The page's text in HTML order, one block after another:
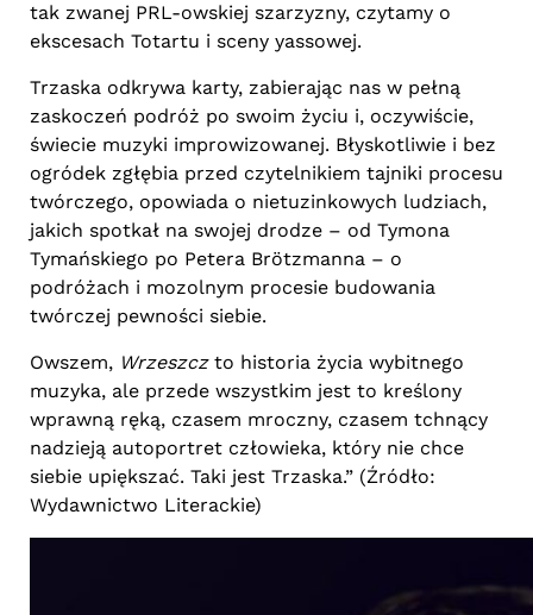
tak zwanej PRL-owskiej szarzyzny, czytamy o
ekscesach Totartu i sceny yassowej.
Trzaska odkrywa karty, zabierając nas w pełną
zaskoczeń podróż po swoim życiu i, oczywiście,
świecie muzyki improwizowanej. Błyskotliwie i bez
ogródek zgłębia przed czytelnikiem tajniki procesu
twórczego, opowiada o nietuzinkowych ludziach,
jakich spotkał na swojej drodze – od Tymona
Tymańskiego po Petera Brötzmanna – o
podróżach i mozolnym procesie budowania
twórczej pewności siebie.
Owszem, Wrzeszcz to historia życia wybitnego
muzyka, ale przede wszystkim jest to kreślony
wprawną ręką, czasem mroczny, czasem tchnący
nadzieją autoportret człowieka, który nie chce
siebie upiększać. Taki jest Trzaska.” (Źródło:
Wydawnictwo Literackie)